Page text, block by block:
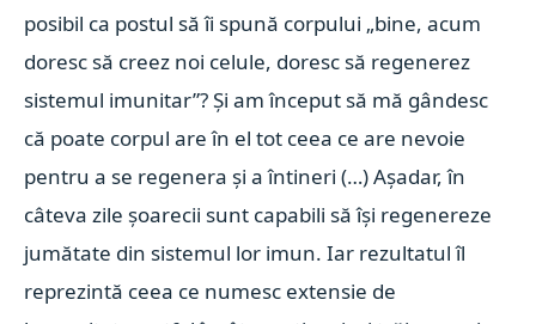
posibil ca postul să îi spună corpului „bine, acum
doresc să creez noi celule, doresc să regenerez
sistemul imunitar”? Și am început să mă gândesc
că poate corpul are în el tot ceea ce are nevoie
pentru a se regenera și a întineri (…) Așadar, în
câteva zile șoarecii sunt capabili să își regenereze
jumătate din sistemul lor imun. Iar rezultatul îl
reprezintă ceea ce numesc extensie de